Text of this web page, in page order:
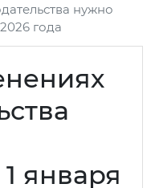
нужно
года
января